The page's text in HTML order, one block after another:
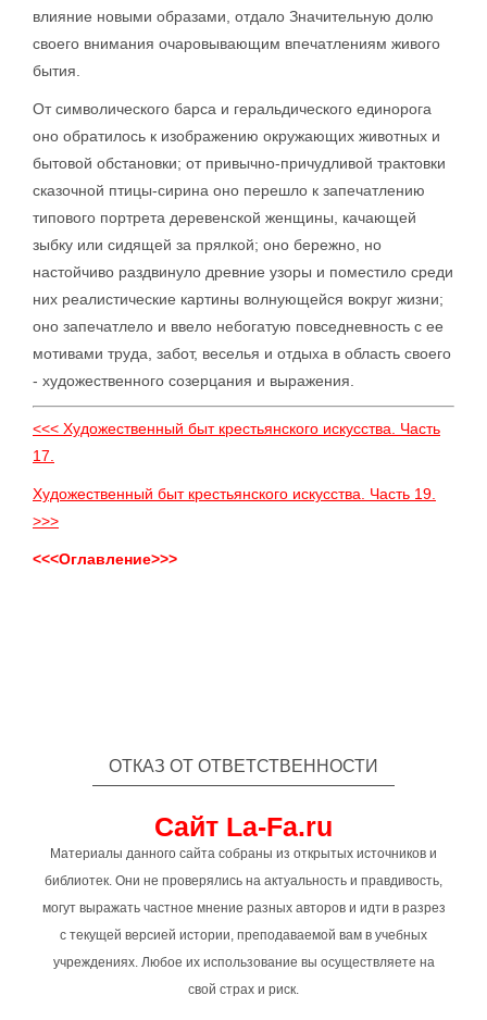
влияние новыми образами, отдало Значительную долю
своего внимания очаровывающим впечатлениям живого
бытия.
От символического барса и геральдического единорога
оно обратилось к изображению окружающих животных и
бытовой обстановки; от привычно-причудливой трактовки
сказочной птицы-сирина оно перешло к запечатлению
типового портрета деревенской женщины, качающей
зыбку или сидящей за прялкой; оно бережно, но
настойчиво раздвинуло древние узоры и поместило среди
них реалистические картины волнующейся вокруг жизни;
оно запечатлело и ввело небогатую повседневность с ее
мотивами труда, забот, веселья и отдыха в область своего
- художественного созерцания и выражения.
<<< Художественный быт крестьянского искусства. Часть
17.
Художественный быт крестьянского искусства. Часть 19.
>>>
<<<Оглавление>>>
ОТКАЗ ОТ ОТВЕТСТВЕННОСТИ
Сайт La-Fa.ru
Материалы данного сайта собраны из открытых источников и
библиотек. Они не проверялись на актуальность и правдивость,
могут выражать частное мнение разных авторов и идти в разрез
с текущей версией истории, преподаваемой вам в учебных
учреждениях. Любое их использование вы осуществляете на
свой страх и риск.